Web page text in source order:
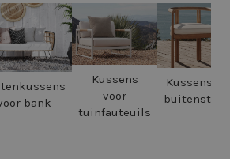
bank
Kussens
voor
tuinfauteuils
Kussens